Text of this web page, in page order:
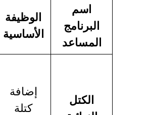
اسم
البرنامج
المساعد
الوظيفة
الأساسية
الكتل
إضافة
كتلة